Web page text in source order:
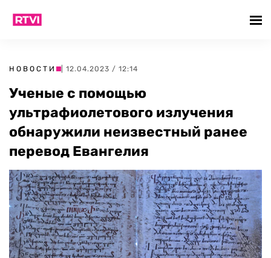
НОВОСТИ | 12.04.2023 / 12:14
Ученые с помощью
ультрафиолетового излучения
обнаружили неизвестный ранее
перевод Евангелия